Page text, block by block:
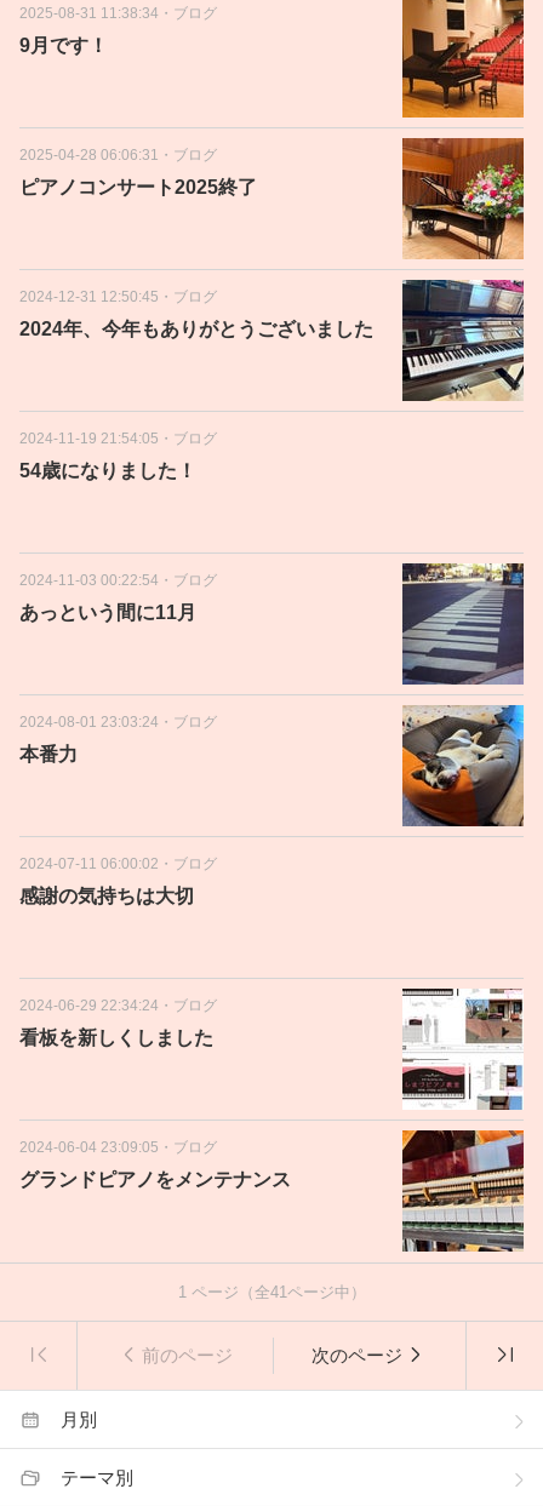
2025-08-31 11:38:34 ・ ブログ
9月です！
2025-04-28 06:06:31 ・ ブログ
ピアノコンサート2025終了
2024-12-31 12:50:45 ・ ブログ
2024年、今年もありがとうございました
2024-11-19 21:54:05 ・ ブログ
54歳になりました！
2024-11-03 00:22:54 ・ ブログ
あっという間に11月
2024-08-01 23:03:24 ・ ブログ
本番力
2024-07-11 06:00:02 ・ ブログ
感謝の気持ちは大切
2024-06-29 22:34:24 ・ ブログ
看板を新しくしました
2024-06-04 23:09:05 ・ ブログ
グランドピアノをメンテナンス
1ページ（全41ページ中）
前のページ 次のページ
月別
テーマ別